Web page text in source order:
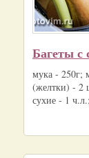
Багеты с
мука - 250г;
(желтки) - 2
сухие - 1